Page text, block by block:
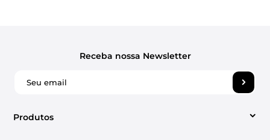
Produtos
Receba nossa Newsletter